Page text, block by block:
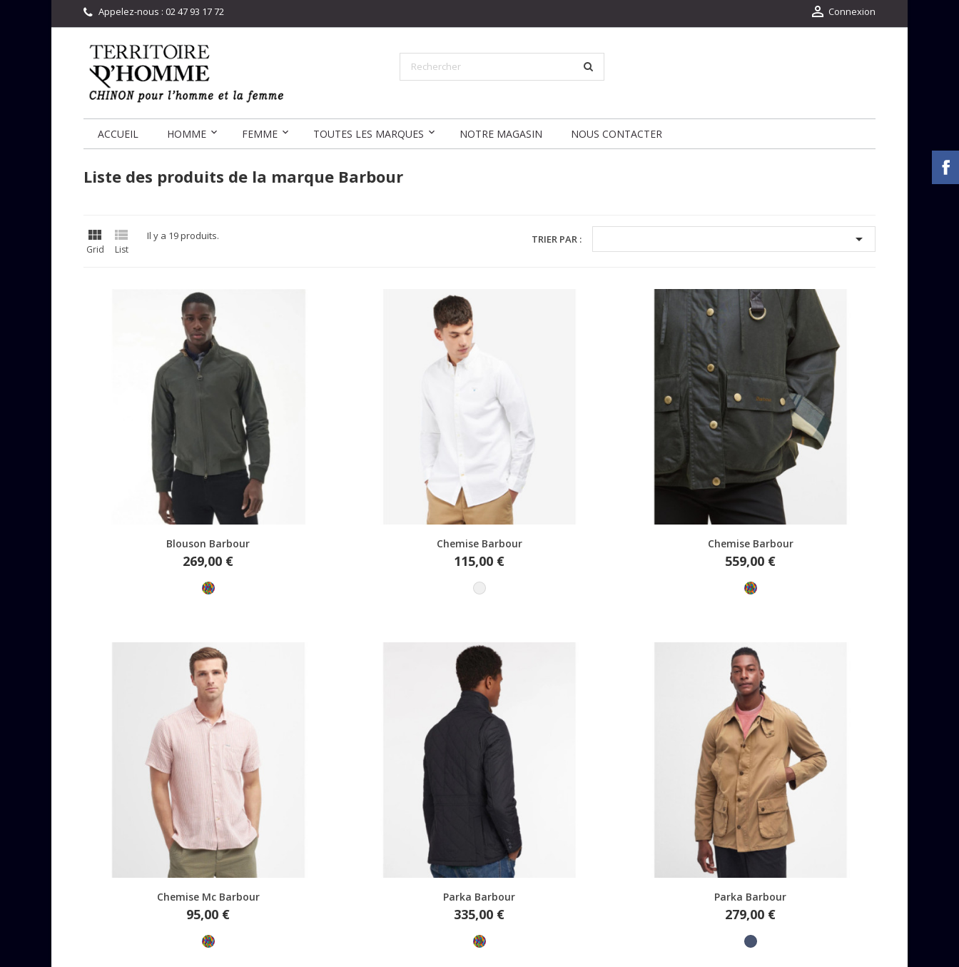
Appelez-nous : 02 47 93 17 72  Connexion
ACCUEIL HOMME FEMME TOUTES LES MARQUES NOTRE MAGASIN NOUS CONTACTER
Liste des produits de la marque Barbour

Grid

List
Il y a 19 produits. TRIER PAR : 
Aperçu rapide
Blouson Barbour
Prix
269,00 €
Multicolore
Aperçu rapide
Chemise Barbour
Prix
115,00 €
Blanc
Aperçu rapide
Chemise Barbour
Prix
559,00 €
Multicolore
Aperçu rapide
Chemise Mc Barbour
Prix
95,00 €
Multicolore
Aperçu rapide
Parka Barbour
Prix
335,00 €
Multicolore
Aperçu rapide
Parka Barbour
Prix
279,00 €
Indigo